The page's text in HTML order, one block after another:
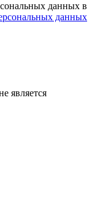
данных в
данных
является